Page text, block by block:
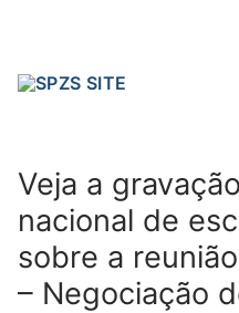
FENPROF CGTP-IN
Veja a
nacional de
sobre a
– Negociação